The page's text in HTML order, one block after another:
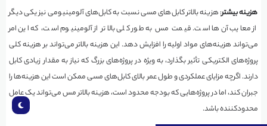
هزینه بیشتر: هزینه بالاتر کابل‌های مسی نسبت به کابل‌های آلومینیومی نیز یکی دیگر
از معایب آن‌ها است. قیمت مس به طور کلی بالاتر از آلومینیوم است، که این امر
می‌تواند هزینه‌های مواد اولیه را افزایش دهد. این هزینه بالاتر می‌تواند بر هزینه کلی
پروژه‌های الکتریکی تأثیر بگذارد، به ویژه در پروژه‌های بزرگ که نیاز به مقدار زیادی کابل
دارند. اگرچه مزایای عملکردی و طول عمر بالای کابل‌های مسی ممکن است این هزینه‌ها را
جبران کند، اما در پروژه‌هایی که بودجه محدود است، هزینه بالاتر مس می‌تواند یک عامل
محدودکننده باشد.